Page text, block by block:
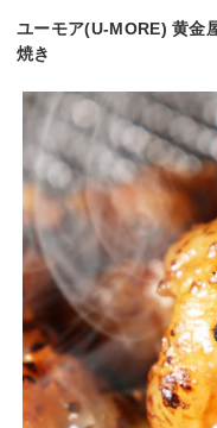
ユーモア(U-MORE) 黄金
焼き